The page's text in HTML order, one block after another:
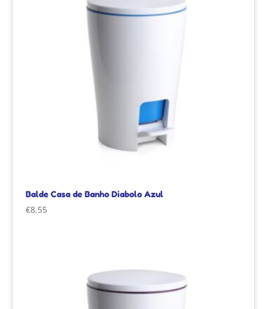
Balde Casa de Banho Diabolo Azul
€8.55